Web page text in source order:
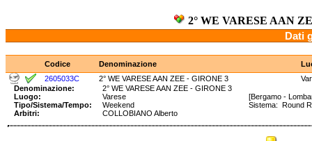
2° WE VARESE AAN
Dati
Codice Denominazione
2605033C
2° WE VARESE AAN ZEE - GIRONE 3
Denominazione:
2° WE VARESE AAN ZEE - GIRONE 3
Luogo:
Varese
[Bergamo -
Tipo/Sistema/Tempo:
Weekend
Sistema: Round
Arbitri:
COLLOBIANO Alberto